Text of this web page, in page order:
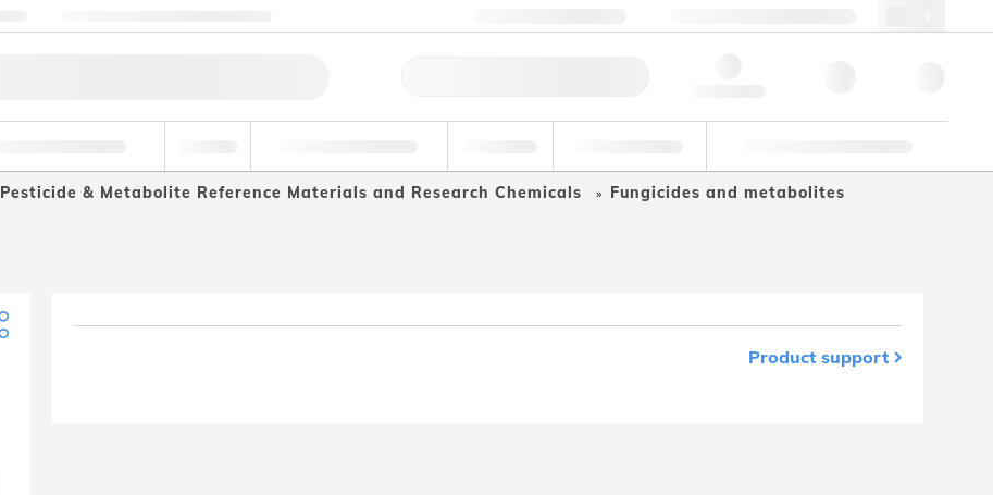
Pesticide & Metabolite Reference Materials and Research Chemicals Fungicides and metabolites
Product support